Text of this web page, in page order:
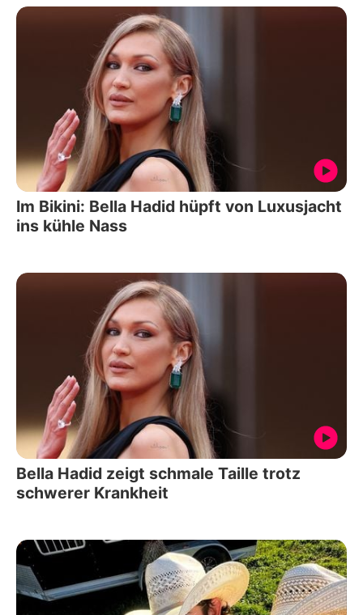
Im Bikini: Bella Hadid hüpft von Luxusjacht
ins kühle Nass
Bella Hadid zeigt schmale Taille trotz
schwerer Krankheit